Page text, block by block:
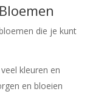
die je kunt
kleuren en
en bloeien